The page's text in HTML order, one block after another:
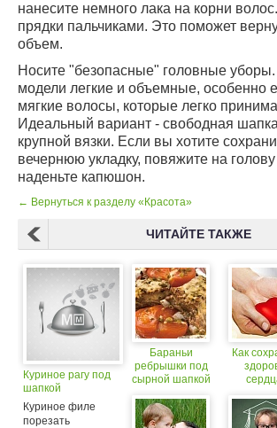
нанесите немного лака на корни
прядки пальчиками. Это поможет
объем.
Носите "безопасные" головные
модели легкие и объемные, особенно
мягкие волосы, которые легко
Идеальный вариант - свободная
крупной вязки. Если вы хотите
вечернюю укладку, повяжите на
наденьте капюшон.
← Вернуться к разделу «Красота»
ЧИТАЙТЕ ТАКЖЕ
Куриное рагу под
шапкой
Куриное филе
порезать
Бараньи
ребрышки под
сырной шапкой
Как